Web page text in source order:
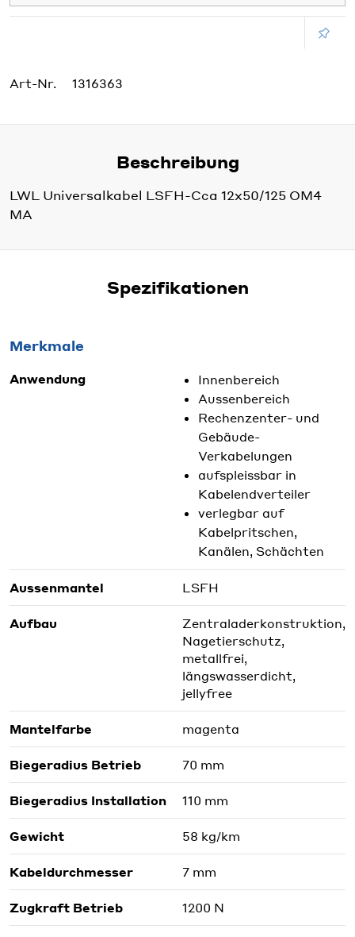
Art-Nr. 1316363
Beschreibung
LWL Universalkabel LSFH-Cca 12x50/125 OM4
MA
Spezifikationen
Merkmale
Anwendung
Innenbereich
Aussenbereich
Rechenzenter- und
Gebäude-
Verkabelungen
aufspleissbar in
Kabelendverteiler
verlegbar auf
Kabelpritschen,
Kanälen, Schächten
Aussenmantel LSFH
Aufbau
Zentraladerkonstruktion,
Nagetierschutz,
metallfrei,
längswasserdicht,
jellyfree
Mantelfarbe magenta
Biegeradius Betrieb 70 mm
Biegeradius Installation 110 mm
Gewicht 58 kg/km
Kabeldurchmesser 7 mm
Zugkraft Betrieb 1200 N